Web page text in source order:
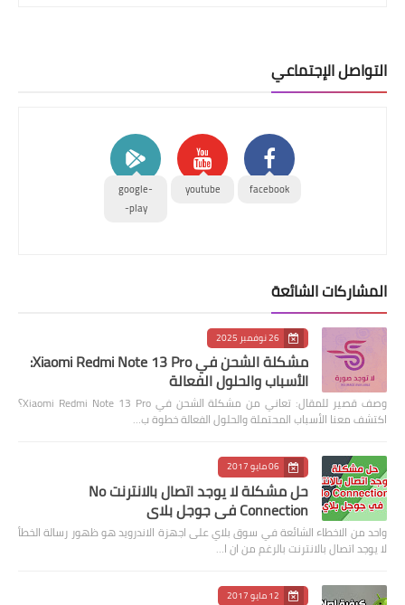
التواصل الإجتماعي
facebook
youtube
google-
play-
المشاركات الشائعة
26 نوفمبر 2025
مشكلة الشحن في Xiaomi Redmi Note 13 Pro:
الأسباب والحلول الفعالة
وصف قصير للمقال: تعاني من مشكلة الشحن في Xiaomi Redmi Note 13 Pro؟
اكتشف معنا الأسباب المحتملة والحلول الفعالة خطوة ب…
06 مايو 2017
حل مشكلة لا يوجد اتصال بالانترنت No
Connection في جوجل بلاي
واحد من الاخطاء الشائعة في سوق بلاي على اجهزة الاندرويد هو ظهور رسالة الخطأ
لا يوجد اتصال بالانترنت بالرغم من ان ا…
12 مايو 2017